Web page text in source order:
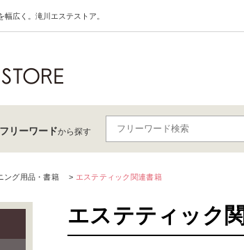
広く。滝川エステストア。
フリーワードから探す
ング用品・書籍 エステティック関連書籍
エステティック